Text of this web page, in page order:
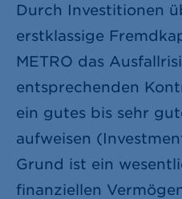
Durch Investitionen
erstklassige
METRO das
entsprechenden
ein gutes bis sehr
aufweisen
Grund ist ein
finanziellen